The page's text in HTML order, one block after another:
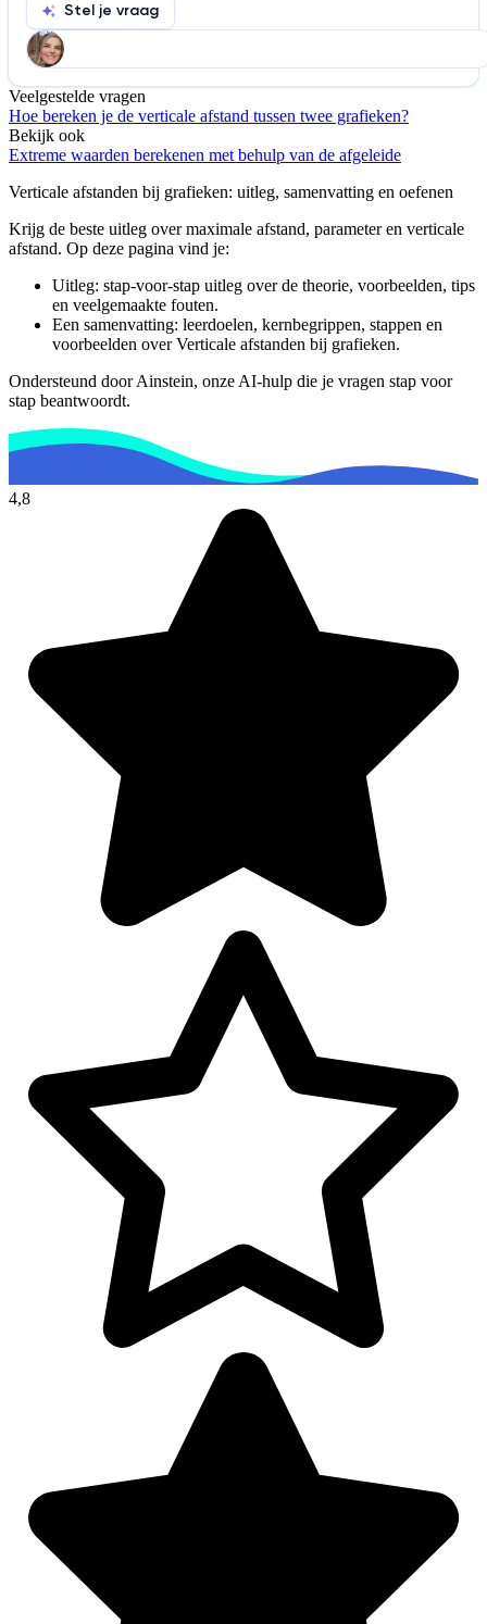
Stel je vraag
Help ons de video te verbeteren
De audio is slecht
Informatie is onjuist
Er mist informatie
De docent is te langdradig
De uitleg gaat te langzaam
De uitleg gaat te snel
Afspelen werkte niet
Iets anders
Veelgestelde vragen
Hoe bereken je de verticale afstand tussen twee grafieken?
Bekijk ook
Extreme waarden berekenen met behulp van de afgeleide
Verticale afstanden bij grafieken: uitleg, samenvatting en oefenen
Krijg de beste uitleg over maximale afstand, parameter en verticale
afstand. Op deze pagina vind je:
Uitleg: stap-voor-stap uitleg over de theorie, voorbeelden, tips
en veelgemaakte fouten.
Een samenvatting: leerdoelen, kernbegrippen, stappen en
voorbeelden overVerticale afstanden bij grafieken.
Ondersteund door Ainstein, onze AI-hulp die je vragen stap voor
stap beantwoordt.
4,8